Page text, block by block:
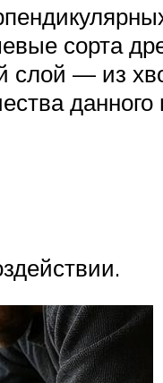
сорта
слой — из
данного